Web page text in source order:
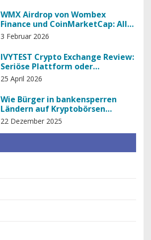
WMX Airdrop von Wombex
Finance und CoinMarketCap: Alle
Details zum Neujahrs-Campaign
3 Februar 2026
IVYTEST Crypto Exchange Review:
Seriöse Plattform oder
gefährlicher Scam?
25 April 2026
Wie Bürger in bankensperren
Ländern auf Kryptobörsen
zugreifen
22 Dezember 2025